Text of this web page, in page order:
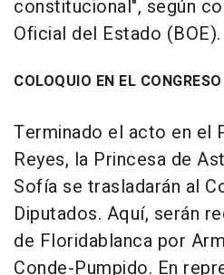
constitucional", según
Oficial del Estado (BOE).
COLOQUIO EN EL CONGRESO
Terminado el acto en el
Reyes, la Princesa de
Sofía se trasladarán al
Diputados. Aquí, serán
de Floridablanca por
Conde-Pumpido. En